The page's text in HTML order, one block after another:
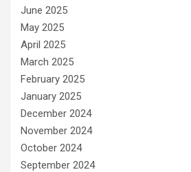
June 2025
May 2025
April 2025
March 2025
February 2025
January 2025
December 2024
November 2024
October 2024
September 2024